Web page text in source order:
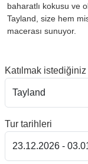
baharatlı kokusu ve
Tayland, size hem
macerası sunuyor.
Katılmak istediğiniz
Tur tarihleri